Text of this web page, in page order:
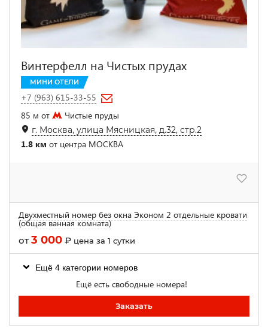
Винтерфелл на Чистых прудах
МИНИ ОТЕЛИ
+7 (963) 615-33-55
85 м от
Чистые пруды
г. Москва, улица Мясницкая, д.32, стр.2
1.8 км от центра МОСКВА
Двухместный номер без окна Эконом 2 отдельные кровати
(общая ванная комната)
от3 000 ₽ цена за 1 сутки
Ещё 4 категории номеров
Ещё есть свободные номера!
Заказать